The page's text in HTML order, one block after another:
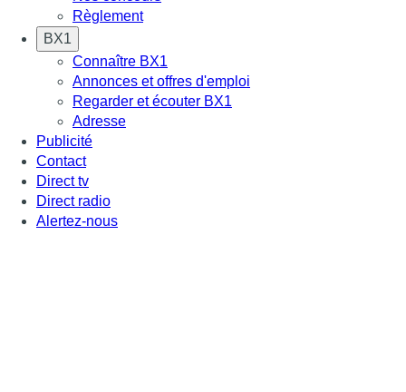
Règlement
BX1
Connaître BX1
Annonces et offres d'emploi
Regarder et écouter BX1
Adresse
Publicité
Contact
Direct tv
Direct radio
Alertez-nous